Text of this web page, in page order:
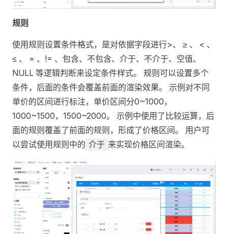
规则
使用规则设置条件格式，是对依据字段进行>、 ≥ 、 < 、
≤ 、 = 、!= 、包含、不包含、介于、不介于、空值、
NULL 等逻辑判断来设定条件样式。 规则可以设置多个
条件，后面的条件会覆盖前面的渲染效果。 示例对不同
单价的区间进行标注，单价区间分0~1000，
1000~1500，1500~2000。 示例中使用了比较运算，后
面的规则覆盖了前面的规则，形成了价格区间。 用户可
以尝试使用规则中的 介于 来实现价格区间渲染。